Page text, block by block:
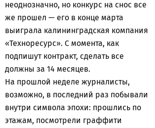
неоднозначно, но конкурс на снос все
же прошел — его в конце марта
выиграла калининградская компания
«Техноресурс». С момента, как
подпишут контракт, сделать все
должны за 14 месяцев.
На прошлой неделе журналисты,
возможно, в последний раз побывали
внутри символа эпохи: прошлись по
этажам, посмотрели граффити